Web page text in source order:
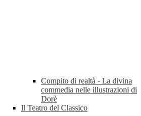
Compito di realtà - La divina
commedia nelle illustrazioni di
Dorè
Il Teatro del Classico